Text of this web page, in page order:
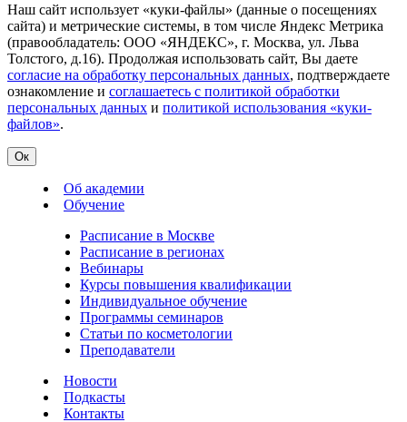
Наш сайт использует «куки-файлы» (данные о посещениях
сайта) и метрические системы, в том числе Яндекс Метрика
(правообладатель: ООО «ЯНДЕКС», г. Москва, ул. Льва
Толстого, д.16). Продолжая использовать сайт, Вы даете
согласие на обработку персональных данных, подтверждаете
ознакомление и соглашаетесь с политикой обработки
персональных данных и политикой использования «куки-
файлов».
Ок
Об академии
Обучение
Расписание в Москве
Расписание в регионах
Вебинары
Курсы повышения квалификации
Индивидуальное обучение
Программы семинаров
Статьи по косметологии
Преподаватели
Новости
Подкасты
Контакты